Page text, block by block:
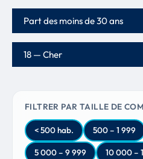
Critère de classement
Département
FILTRER PAR TAILLE DE
< 500 hab. 500 – 1 999
5 000 – 9 999 10 000 –